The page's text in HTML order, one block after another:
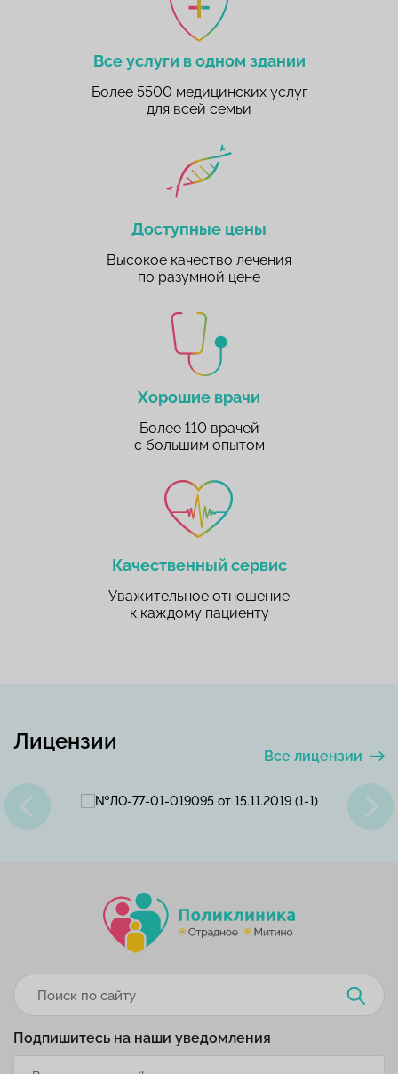
Все услуги в одном здании
Более 5500 медицинских услуг
для всей семьи
Доступные цены
Высокое качество лечения
по разумной цене
Хорошие врачи
Более 110 врачей
с большим опытом
Качественный сервис
Уважительное отношение
к каждому пациенту
Лицензии
Все лицензии
Подпишитесь на наши уведомления